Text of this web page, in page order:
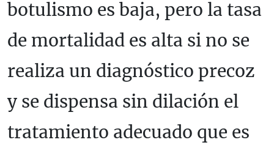
botulismo es baja, pero la tasa
de mortalidad es alta si no se
realiza un diagnóstico precoz
y se dispensa sin dilación el
tratamiento adecuado que es